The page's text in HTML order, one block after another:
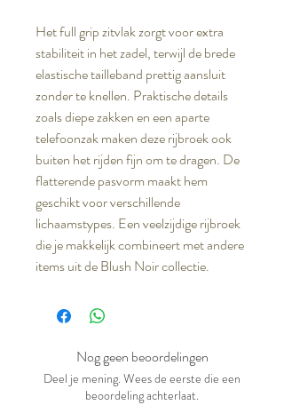
Het full grip zitvlak zorgt voor extra
stabiliteit in het zadel, terwijl de brede
elastische tailleband prettig aansluit
zonder te knellen. Praktische details
zoals diepe zakken en een aparte
telefoonzak maken deze rijbroek ook
buiten het rijden fijn om te dragen. De
flatterende pasvorm maakt hem
geschikt voor verschillende
lichaamstypes. Een veelzijdige rijbroek
die je makkelijk combineert met andere
items uit de Blush Noir collectie.
Nog geen beoordelingen
Deel je mening. Wees de eerste die een
beoordeling achterlaat.